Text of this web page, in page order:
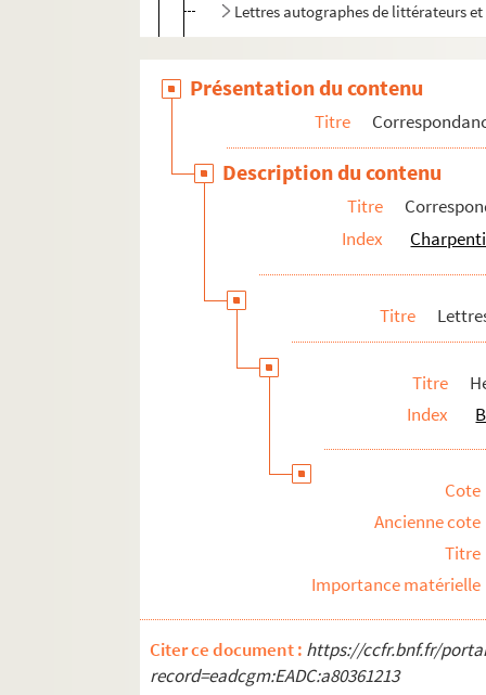
Lettres autographes de littérateurs
Lettres de personnalités
Lettres de solliciteurs
Demandes d'autographes à Gustave
Lettres reçues de l'étranger
Correspondance de tiers
Articles de presse divers
Présentation du contenu
Titre
Description du contenu
Titre
Index
Titre
Titre
Index
Cote
Ancienne cote
Titre
Importance matérielle
Citer ce document : https://ccfr.bnf.fr/
record=eadcgm:EADC:a80361213